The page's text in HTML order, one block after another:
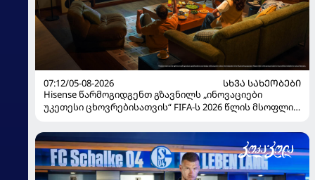
07:12/05-08-2026
ᲡᲮᲕᲐ ᲡᲐᲮᲔᲝᲑᲔᲑᲘ
Hisense წარმოგიდგენთ გზავნილს „ინოვაციები
უკეთესი ცხოვრებისათვის“ FIFA-ს 2026 წლის მსოფლიო